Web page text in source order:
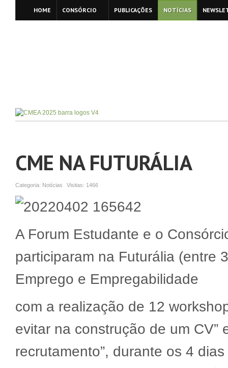
HOME CONSÓRCIO PUBLICAÇÕES NOTÍCIAS
CME NA FUTURÁLIA
Categoria: Notícias Visitas: 1466
A Forum Estudante e o
participaram na Futurália (entre
Emprego e Empregabilidade
com a realização de 12
evitar na construção de um CV”
recrutamento”, durante os 4